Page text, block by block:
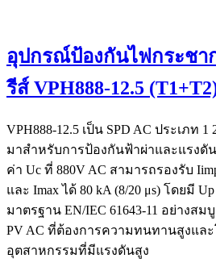
อุปกรณ์ป้องกันไฟกระชา
รีส์ VPH888-12.5
VPH888-12.5 เป็น SPD AC ประเภท
มาสำหรับการป้องกันฟ้าผ่าและแรงดั
ค่า Uc ที่ 880V AC สามารถรองรับ
และ Imax ได้ 80 kA (8/20 μs) โดยมี
มาตรฐาน EN/IEC 61643-11 อย่างส
PV AC ที่ต้องการความทนทานสูงแล
อุตสาหกรรมที่มีแรงดันสูง